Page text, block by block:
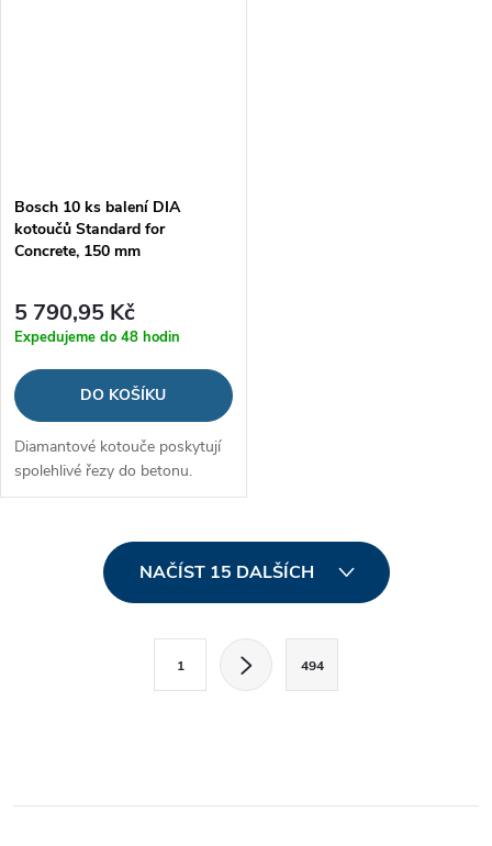
Bosch 10 ks balení DIA
kotoučů Standard for
Concrete, 150 mm
5 790,95 Kč
Expedujeme do 48 hodin
DO KOŠÍKU
Diamantové kotouče poskytují
spolehlivé řezy do betonu.
NAČÍST 15 DALŠÍCH
k
1 494